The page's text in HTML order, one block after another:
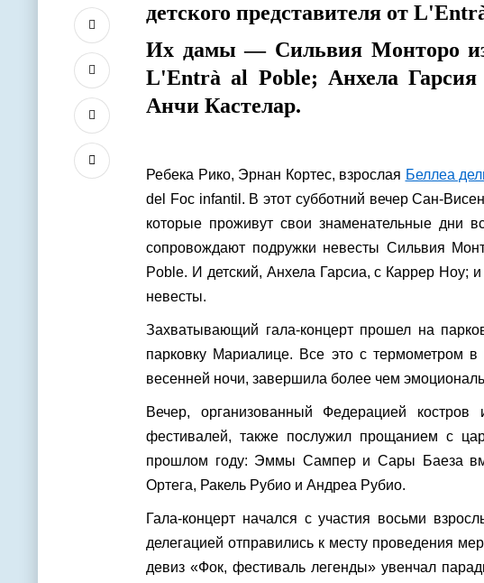
детского представителя от
Их дамы — Сильвия Монторо
L'Entrà al Poble; Анхела
Анчи Кастелар.
Ребека Рико, Эрнан Кортес, взрослая Беллеа
del Foc infantil. В этот субботний вечер Сан-
которые проживут свои знаменательные дни
сопровождают подружки невесты Сильвия
Poble. И детский, Анхела Гарсиа, с Каррер Ноу;
невесты.
Захватывающий гала-концерт прошел на
парковку Мариалице. Все это с термометром в
весенней ночи, завершила более чем
Вечер, организованный Федерацией
фестивалей, также послужил прощанием с
прошлом году: Эммы Сампер и Сары Баеза
Ортега, Ракель Рубио и Андреа Рубио.
Гала-концерт начался с участия восьми
делегацией отправились к месту проведения
девиз «Фок, фестиваль легенды» увенчал